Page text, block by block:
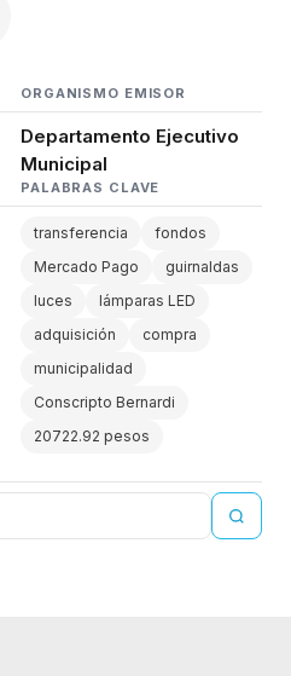
ORGANISMO EMISOR
Departamento Ejecutivo
Municipal
PALABRAS CLAVE
transferencia
fondos
Mercado Pago
guirnaldas
luces
lámparas LED
adquisición
compra
municipalidad
Conscripto Bernardi
20722.92 pesos